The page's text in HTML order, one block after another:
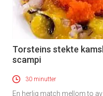
Torsteins stekte
scampi
30 minutter
En herlig match mellom to